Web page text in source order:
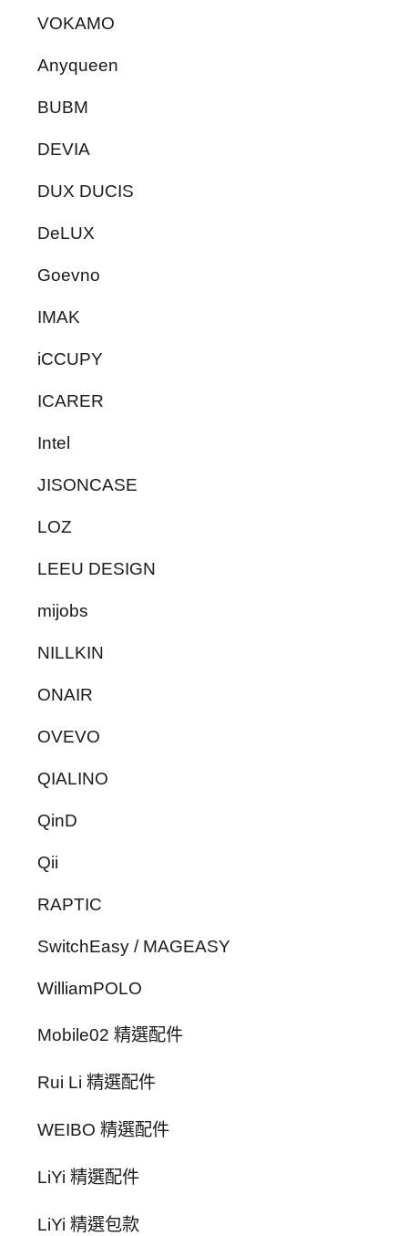
VOKAMO
Anyqueen
BUBM
DEVIA
DUX DUCIS
DeLUX
Goevno
IMAK
iCCUPY
ICARER
Intel
JISONCASE
LOZ
LEEU DESIGN
mijobs
NILLKIN
ONAIR
OVEVO
QIALINO
QinD
Qii
RAPTIC
SwitchEasy / MAGEASY
WilliamPOLO
Mobile02 精選配件
Rui Li 精選配件
WEIBO 精選配件
LiYi 精選配件
LiYi 精選包款